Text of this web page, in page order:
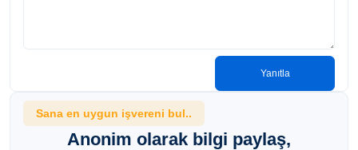
Yanıtla
Sana en uygun işvereni bul..
Anonim olarak bilgi paylaş,